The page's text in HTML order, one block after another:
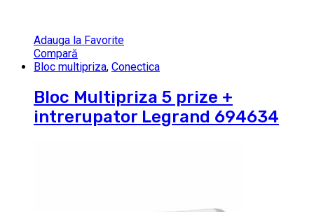
Adauga la Favorite
Compară
Bloc multipriza, Conectica
Bloc Multipriza 5 prize +
intrerupator Legrand 694634